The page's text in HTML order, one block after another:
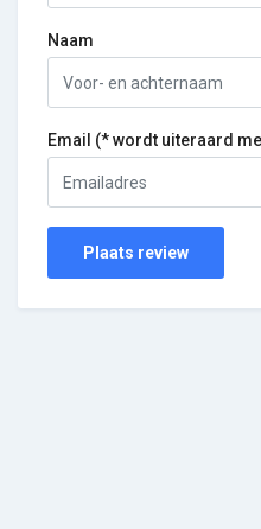
Naam
Email (* wordt uiteraard
Plaats review